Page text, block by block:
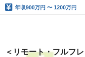
年収900万円 〜 1200万円
＜リモート・フルフ